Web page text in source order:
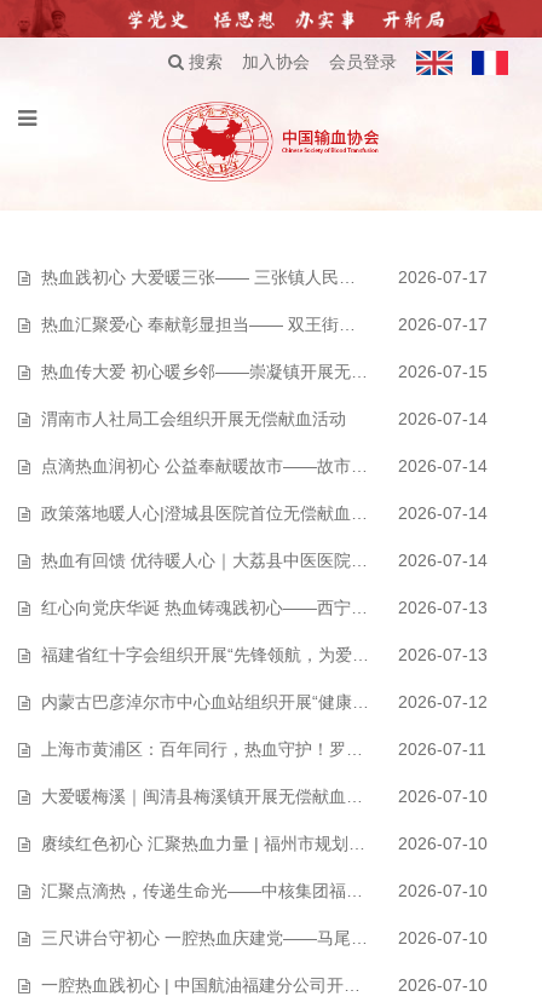
搜索 加入协会 会员登录
热血践初心 大爱暖三张—— 三张镇人民政府组织无偿献血活动 2026-07-17
热血汇聚爱心 奉献彰显担当—— 双王街道办事处开展无偿献血活动 2026-07-17
热血传大爱 初心暖乡邻——崇凝镇开展无偿献血公益活动 2026-07-15
渭南市人社局工会组织开展无偿献血活动 2026-07-14
点滴热血润初心 公益奉献暖故市——故市镇开展无偿献血活动 2026-07-14
政策落地暖人心|澄城县医院首位无偿献血荣誉卡受益者顺利享受门诊减免优待… 2026-07-14
热血有回馈 优待暖人心｜大荔县中医医院顺利办结首例无偿献血荣誉卡免门诊… 2026-07-14
红心向党庆华诞 热血铸魂践初心——西宁市第一人民医院开展建党105周年无偿… 2026-07-13
福建省红十字会组织开展“先锋领航，为爱挽袖”无偿献血主题活动 2026-07-13
内蒙古巴彦淖尔市中心血站组织开展“健康地摊”无偿献血活动 2026-07-12
上海市​黄浦区：百年同行，热血守护！罗氏诊断连续第10年开展员工无偿献血… 2026-07-11
大爱暖梅溪｜闽清县梅溪镇开展无偿献血爱心公益活动 2026-07-10
赓续红色初心 汇聚热血力量 | 福州市规划设计研究院集团有限公司开展无偿献… 2026-07-10
汇聚点滴热，传递生命光——中核集团福建福清核电有限公司开展无偿献血活动… 2026-07-10
三尺讲台守初心 一腔热血庆建党——马尾琅岐教育系统专场无偿献血活动 2026-07-10
一腔热血践初心 | 中国航油福建分公司开展献礼建党105周年无偿献血活动 2026-07-10